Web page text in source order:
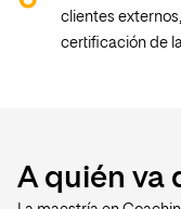
clientes
certificación de
A quién va